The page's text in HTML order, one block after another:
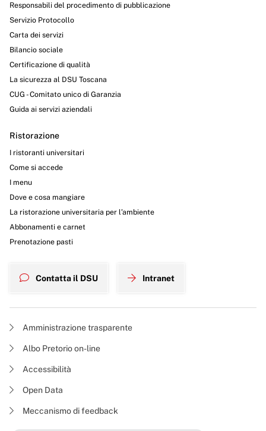
Responsabili del procedimento di pubblicazione
Servizio Protocollo
Carta dei servizi
Bilancio sociale
Certificazione di qualità
La sicurezza al DSU Toscana
CUG - Comitato unico di Garanzia
Guida ai servizi aziendali
Ristorazione
I ristoranti universitari
Come si accede
I menu
Dove e cosa mangiare
La ristorazione universitaria per l’ambiente
Abbonamenti e carnet
Prenotazione pasti
Contatta il DSU Intranet
Amministrazione trasparente
Albo Pretorio on-line
Accessibilità
Open Data
Meccanismo di feedback